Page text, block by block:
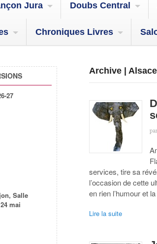
Jura Doubs Central
Chroniques Livres
Archive | Alsace
services, tire sa
l’occasion de cette
en rien l’humour et
Lire la suite
27
Salle
mai